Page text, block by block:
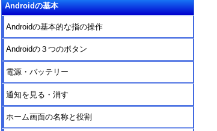
Androidの基本
Androidの基本的な指の操作
Androidの３つのボタン
電源・バッテリー
通知を見る・消す
ホーム画面の名称と役割